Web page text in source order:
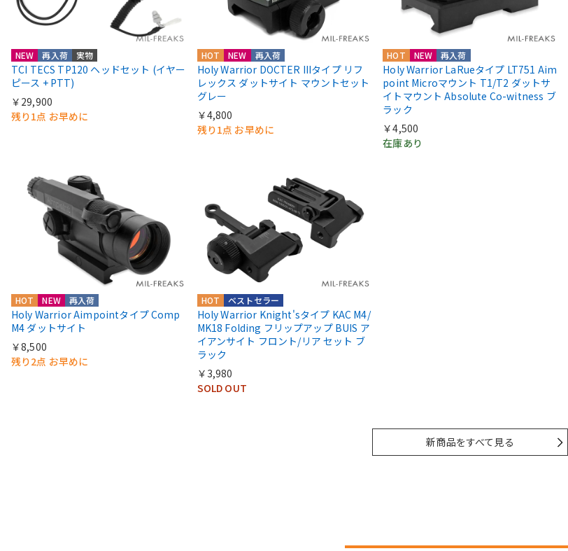
NEW 再入荷 実物
TCI TECS TP120 ヘッドセット (イヤー
ピース + PTT)
￥29,900
残り1点 お早めに
HOT NEW 再入荷
Holy Warrior DOCTER IIIタイプ リフ
レックス ダットサイト マウントセット
グレー
￥4,800
残り1点 お早めに
HOT NEW 再入荷
Holy Warrior LaRueタイプ LT751 Aim
point Microマウント T1/T2 ダットサ
イトマウント Absolute Co-witness ブ
ラック
￥4,500
在庫あり
HOT NEW 再入荷
Holy Warrior Aimpointタイプ Comp
M4 ダットサイト
￥8,500
残り2点 お早めに
HOT ベストセラー
Holy Warrior Knight'sタイプ KAC M4/
MK18 Folding フリップアップ BUIS ア
イアンサイト フロント/リア セット ブ
ラック
￥3,980
SOLD OUT
新商品をすべて見る